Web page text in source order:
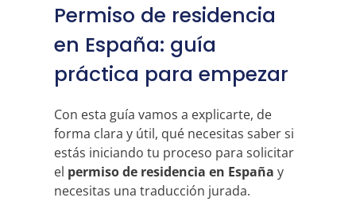
Permiso de residencia
en España: guía
práctica para empezar
Con esta guía vamos a explicarte, de
forma clara y útil, qué necesitas saber si
estás iniciando tu proceso para solicitar
el permiso de residencia en España y
necesitas una traducción jurada.